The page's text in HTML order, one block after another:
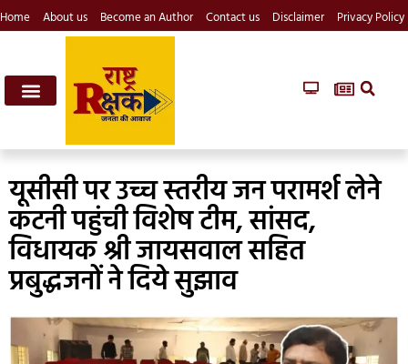
Home About us Become an Author Contact us Disclaimer Privacy Policy
यूसीसी पर उच्च स्तरीय जन परामर्श लेने
कटनी पहुंची विशेष टीम, सांसद,
विधायक श्री जायसवाल सहित
प्रबुद्धजनों ने दिये सुझाव